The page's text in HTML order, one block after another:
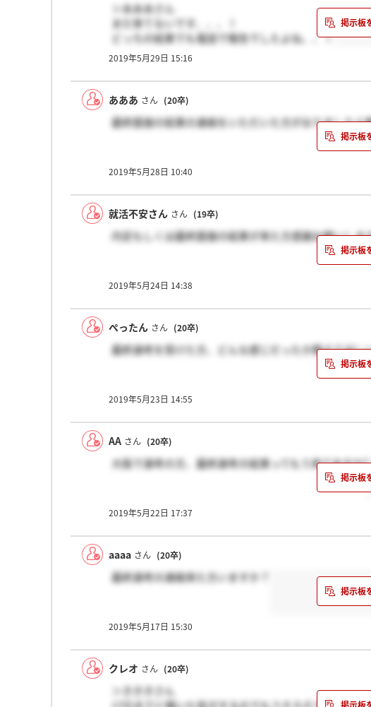
＞あああさん
まだ来てないです、、、！
どっちの結果でも電話で報告でしたよね、、！
2019年5月29日 15:16
あああ さん (20卒)
最終面接の結果の連絡をいただいた方がおりましたら
2019年5月28日 10:40
就活不安さん さん (19卒)
内定もしくは最終面接の結果が来た方感謝お願いしま
2019年5月24日 14:38
ぺったん さん (20卒)
最終選考を受けた方、どんな感じだったか教えてほ
2019年5月23日 14:55
AA さん (20卒)
大阪で選考の方、最終選考の結果ってもう来てますか?
2019年5月22日 17:37
aaaa さん (20卒)
最終選考の連絡来た方いますか？
2019年5月17日 15:30
クレオ さん (20卒)
＞きききさん